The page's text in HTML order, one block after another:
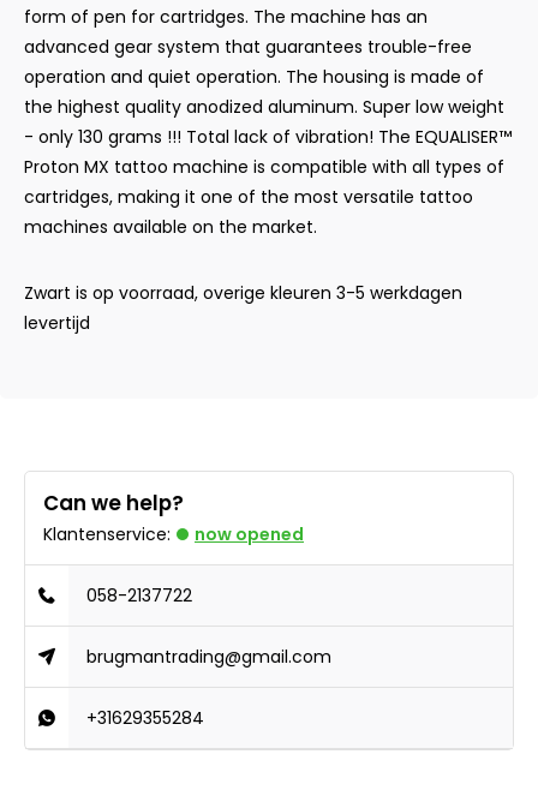
form of pen for cartridges. The machine has an
advanced gear system that guarantees trouble-free
operation and quiet operation. The housing is made of
the highest quality anodized aluminum. Super low weight
- only 130 grams !!! Total lack of vibration! The EQUALISER™
Proton MX tattoo machine is compatible with all types of
cartridges, making it one of the most versatile tattoo
machines available on the market.
Zwart is op voorraad, overige kleuren 3-5 werkdagen
levertijd
Can we help?
Klantenservice: now opened
058-2137722
brugmantrading@gmail.com
+31629355284